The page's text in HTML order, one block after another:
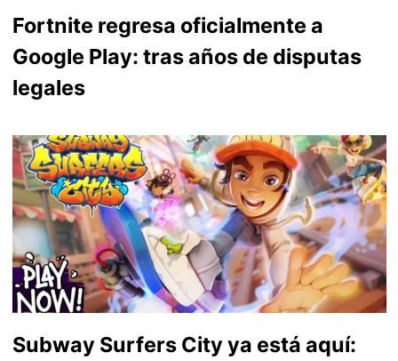
Fortnite regresa oficialmente a
Google Play: tras años de disputas
legales
Subway Surfers City ya está aquí: